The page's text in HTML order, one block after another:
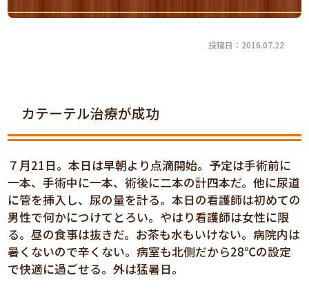
投稿日：2016.07.22
カテーテル治療が成功
７月21日。本日は早朝より点滴開始。予定は手術前に
一本、手術中に一本、術後に二本の計四本だ。他に尿道
に管を挿入し、尿の量を計る。本日の看護師は初めての
男性で何かにつけてとろい。やはり看護師は女性に限
る。昼の食事は抜きだ。お茶も水もいけない。病院内は
暑くないので辛くない。病室も北側だから28℃の設定
で快適に過ごせる。外は猛暑日。